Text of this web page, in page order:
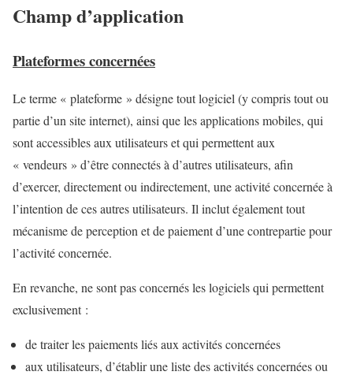
Champ d’application
Plateformes concernées
Le terme « plateforme » désigne tout logiciel (y compris tout ou
partie d’un site internet), ainsi que les applications mobiles, qui
sont accessibles aux utilisateurs et qui permettent aux
« vendeurs » d’être connectés à d’autres utilisateurs, afin
d’exercer, directement ou indirectement, une activité concernée à
l’intention de ces autres utilisateurs. Il inclut également tout
mécanisme de perception et de paiement d’une contrepartie pour
l’activité concernée.
En revanche, ne sont pas concernés les logiciels qui permettent
exclusivement :
de traiter les paiements liés aux activités concernées
aux utilisateurs, d’établir une liste des activités concernées ou